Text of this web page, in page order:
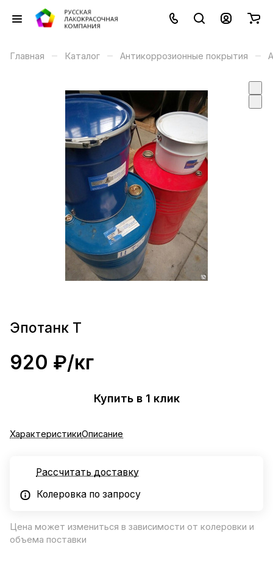
Главная – Каталог – Антикоррозионные покрытия –
Эпотанк Т
920 ₽/кг
Купить в 1 клик
ХарактеристикиОписание
Рассчитать доставку
Колеровка по запросу
Цена может измениться в зависимости от колеровки и
объема поставки